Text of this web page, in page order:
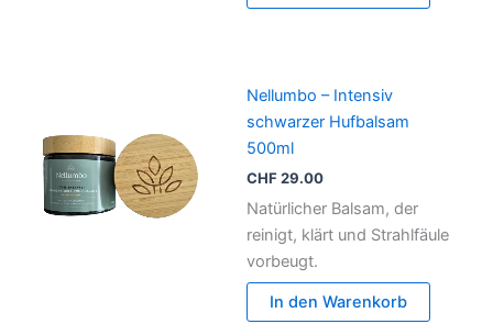
Nellumbo – Intensiv
schwarzer Hufbalsam
500ml
CHF29.00
Natürlicher Balsam, der
reinigt, klärt und Strahlfäule
vorbeugt.
In den Warenkorb